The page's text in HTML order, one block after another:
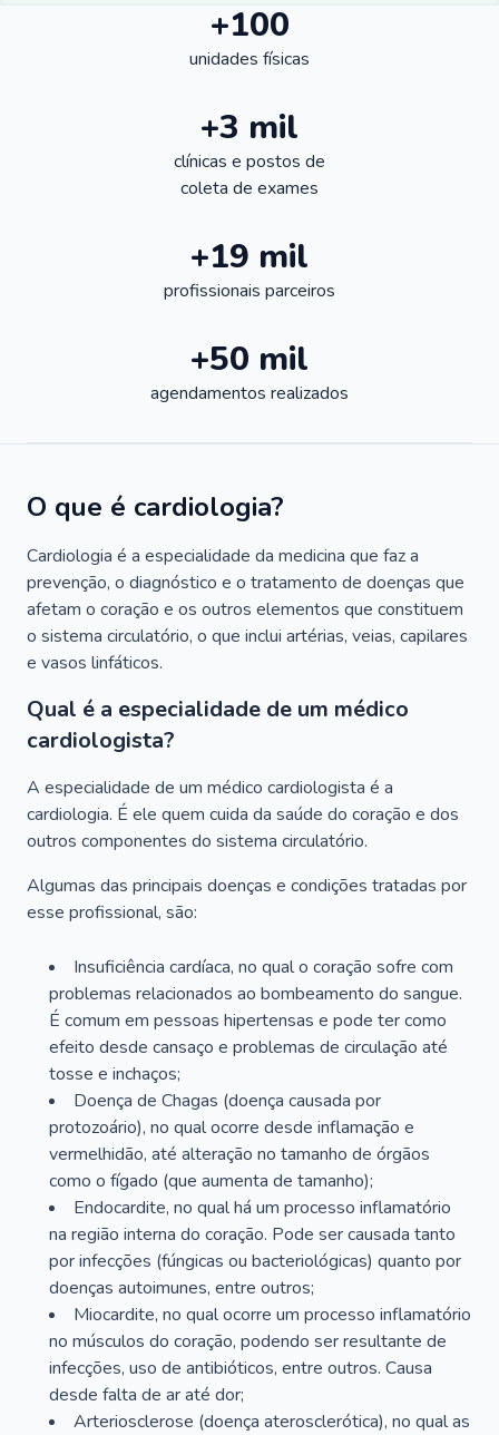
+100
unidades físicas
+3 mil
clínicas e postos de
coleta de exames
+19 mil
profissionais parceiros
+50 mil
agendamentos realizados
O que é cardiologia?
Cardiologia é a especialidade da medicina que faz a
prevenção, o diagnóstico e o tratamento de doenças que
afetam o coração e os outros elementos que constituem
o sistema circulatório, o que inclui artérias, veias, capilares
e vasos linfáticos.
Qual é a especialidade de um médico
cardiologista?
A especialidade de um médico cardiologista é a
cardiologia. É ele quem cuida da saúde do coração e dos
outros componentes do sistema circulatório.
Algumas das principais doenças e condições tratadas por
esse profissional, são:
Insuficiência cardíaca, no qual o coração sofre com
problemas relacionados ao bombeamento do sangue.
É comum em pessoas hipertensas e pode ter como
efeito desde cansaço e problemas de circulação até
tosse e inchaços;
Doença de Chagas (doença causada por
protozoário), no qual ocorre desde inflamação e
vermelhidão, até alteração no tamanho de órgãos
como o fígado (que aumenta de tamanho);
Endocardite, no qual há um processo inflamatório
na região interna do coração. Pode ser causada tanto
por infecções (fúngicas ou bacteriológicas) quanto por
doenças autoimunes, entre outros;
Miocardite, no qual ocorre um processo inflamatório
no músculos do coração, podendo ser resultante de
infecções, uso de antibióticos, entre outros. Causa
desde falta de ar até dor;
Arteriosclerose (doença aterosclerótica), no qual as